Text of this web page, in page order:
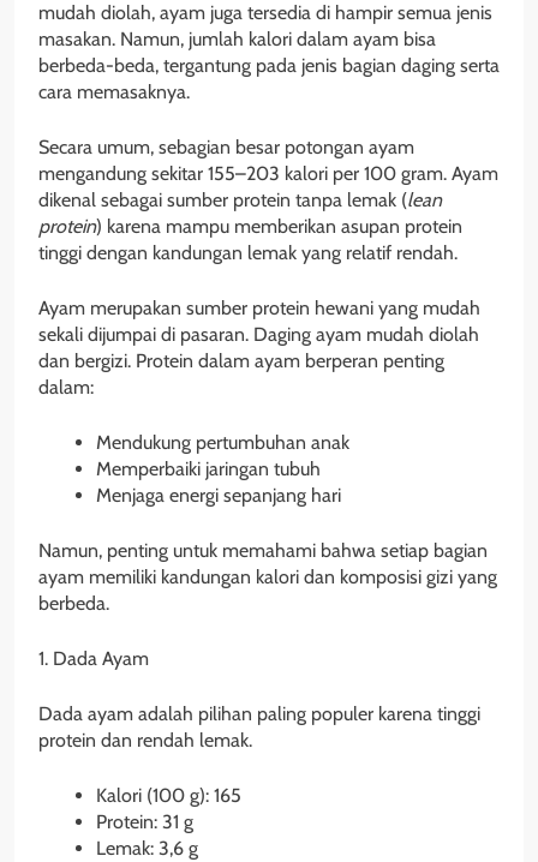
mudah diolah, ayam juga tersedia di hampir semua jenis
masakan. Namun, jumlah kalori dalam ayam bisa
berbeda-beda, tergantung pada jenis bagian daging serta
cara memasaknya.
Secara umum, sebagian besar potongan ayam
mengandung sekitar 155–203 kalori per 100 gram. Ayam
dikenal sebagai sumber protein tanpa lemak (lean
protein) karena mampu memberikan asupan protein
tinggi dengan kandungan lemak yang relatif rendah.
Ayam merupakan sumber protein hewani yang mudah
sekali dijumpai di pasaran. Daging ayam mudah diolah
dan bergizi. Protein dalam ayam berperan penting
dalam:
Mendukung pertumbuhan anak
Memperbaiki jaringan tubuh
Menjaga energi sepanjang hari
Namun, penting untuk memahami bahwa setiap bagian
ayam memiliki kandungan kalori dan komposisi gizi yang
berbeda.
1. Dada Ayam
Dada ayam adalah pilihan paling populer karena tinggi
protein dan rendah lemak.
Kalori (100 g): 165
Protein: 31 g
Lemak: 3,6 g